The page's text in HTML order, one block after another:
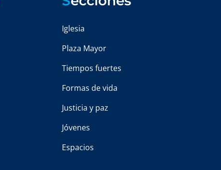
Iglesia
Plaza Mayor
Tiempos fuertes
Formas de vida
Justicia y paz
Jóvenes
Espacios